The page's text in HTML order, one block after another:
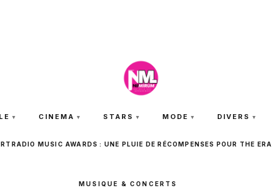
CINEMA STARS MODE DIVERS
MUSIC AWARDS : UNE PLUIE DE RÉCOMPENSES POUR THE
MUSIQUE & CONCERTS